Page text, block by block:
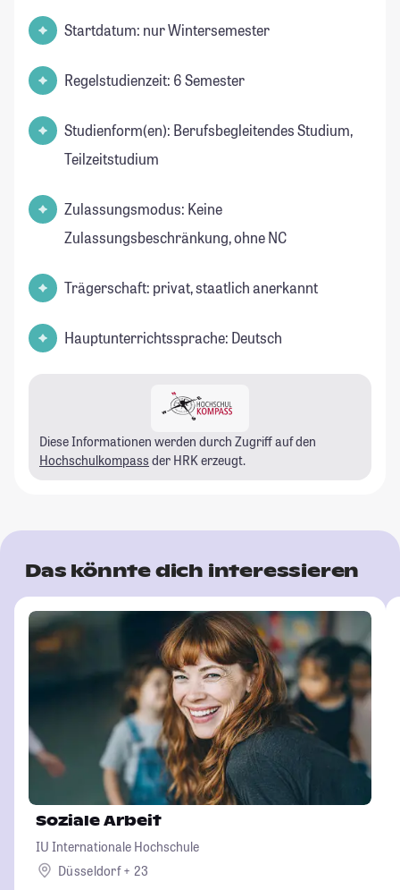
Startdatum: nur Wintersemester
Regelstudienzeit: 6 Semester
Studienform(en): Berufsbegleitendes Studium,
Teilzeitstudium
Zulassungsmodus: Keine
Zulassungsbeschränkung, ohne NC
Trägerschaft: privat, staatlich anerkannt
Hauptunterrichtssprache: Deutsch
Diese Informationen werden durch Zugriff auf den
Hochschulkompass der HRK erzeugt.
Das könnte dich interessieren
Soziale Arbeit
IU Internationale Hochschule
Düsseldorf + 23